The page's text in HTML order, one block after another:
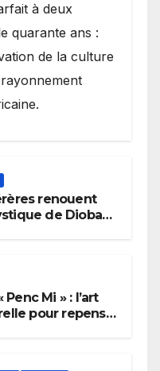
à deux
quarante ans :
de la culture
renouent
de Diobaye
Mi » : l’art
pour repenser